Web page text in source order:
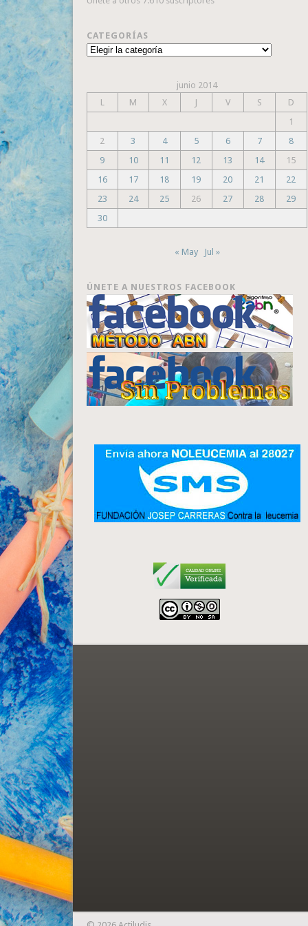
CATEGORÍAS
Categorías
junio 2014
L
M X J V S
D
1
2
3 4 5 6 7
8
9
10 11 12 13 14
15
16
17 18 19 20 21
22
23
24 25 26 27 28
29
30
« May Jul »
ÚNETE A NUESTROS FACEBOOK